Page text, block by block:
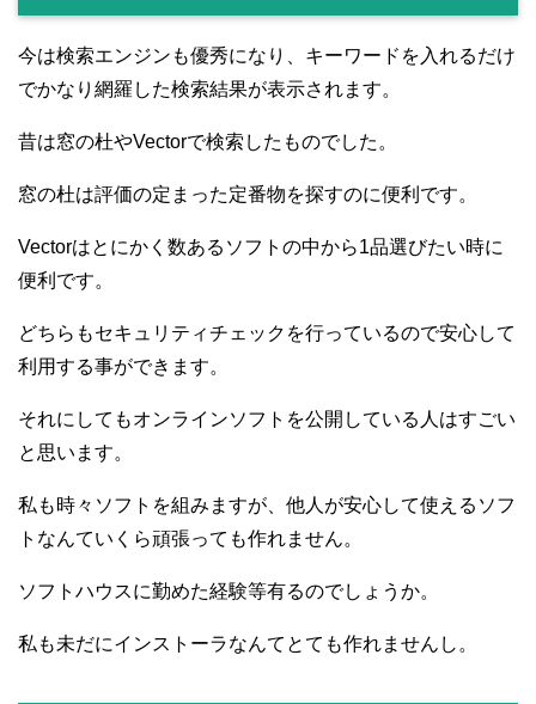
今は検索エンジンも優秀になり、キーワードを入れるだけ
でかなり網羅した検索結果が表示されます。
昔は窓の杜やVectorで検索したものでした。
窓の杜は評価の定まった定番物を探すのに便利です。
Vectorはとにかく数あるソフトの中から1品選びたい時に
便利です。
どちらもセキュリティチェックを行っているので安心して
利用する事ができます。
それにしてもオンラインソフトを公開している人はすごい
と思います。
私も時々ソフトを組みますが、他人が安心して使えるソフ
トなんていくら頑張っても作れません。
ソフトハウスに勤めた経験等有るのでしょうか。
私も未だにインストーラなんてとても作れませんし。